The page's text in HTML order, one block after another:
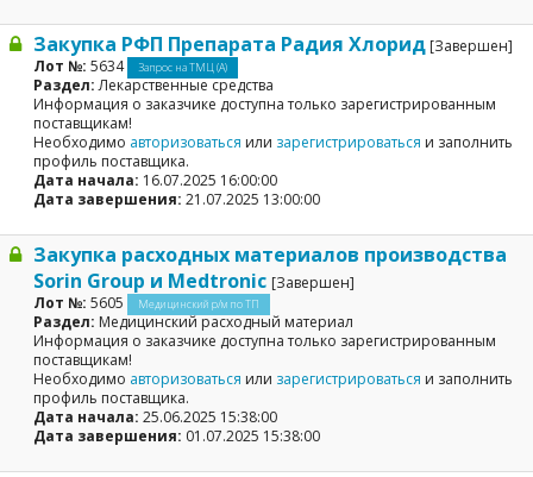
Закупка РФП Препарата Радия Хлорид [Завершен]
Лот №: 5634 Запрос на ТМЦ (А)
Раздел:Лекарственные средства
Информация о заказчике доступна только зарегистрированным
поставщикам!
Необходимо авторизоваться или зарегистрироваться и заполнить
профиль поставщика.
Дата начала: 16.07.2025 16:00:00
Дата завершения: 21.07.2025 13:00:00
Закупка расходных материалов производства
Sorin Group и Medtronic [Завершен]
Лот №: 5605 Медицинский р/м по ТП
Раздел: Медицинский расходный материал
Информация о заказчике доступна только зарегистрированным
поставщикам!
Необходимо авторизоваться или зарегистрироваться и заполнить
профиль поставщика.
Дата начала: 25.06.2025 15:38:00
Дата завершения: 01.07.2025 15:38:00